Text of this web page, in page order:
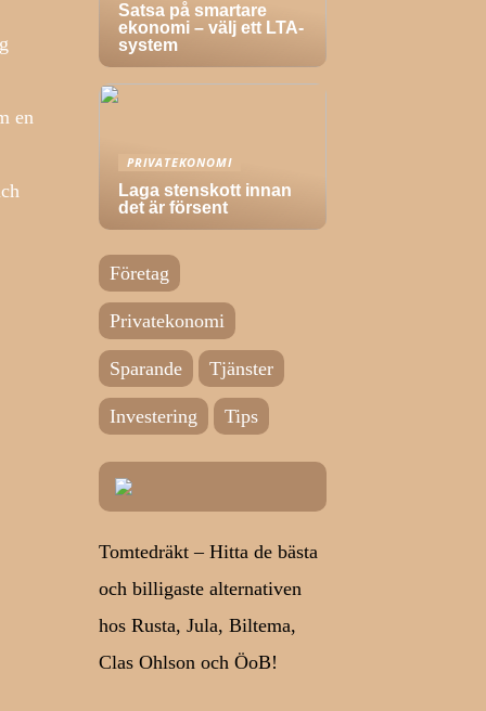
en
Satsa på smartare
ekonomi – välj ett LTA-
system
PRIVATEKONOMI
Laga stenskott innan
det är försent
Företag
Privatekonomi
Sparande Tjänster
Investering Tips
Tomtedräkt – Hitta de bästa
och billigaste alternativen
hos Rusta, Jula, Biltema,
Clas Ohlson och ÖoB!